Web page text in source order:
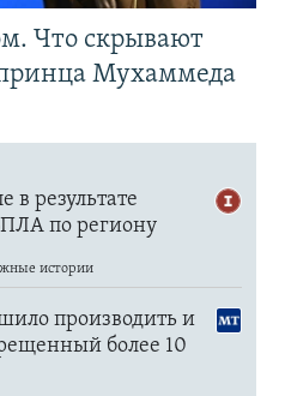
Что скрывают
Мухаммеда